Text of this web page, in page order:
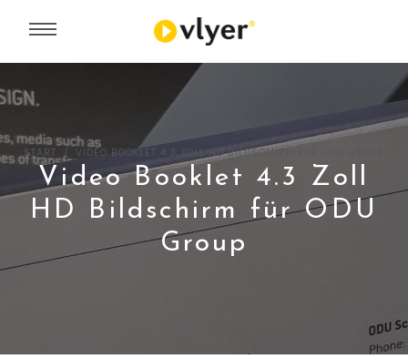
START VIDEO BOOKLET 4.3 ZOLL HD BILDSCHIRM FÜR ODU GROUP
Video Booklet 4.3 Zoll
HD Bildschirm für ODU
Group